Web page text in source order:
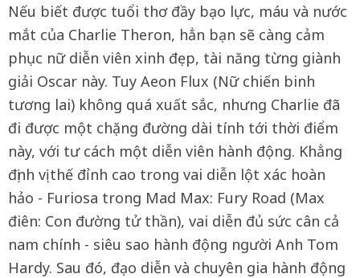
Nếu biết được tuổi thơ đầy bạo lực, máu và nước
mắt của Charlie Theron, hẳn bạn sẽ càng cảm
phục nữ diễn viên xinh đẹp, tài năng từng giành
giải Oscar này. Tuy Aeon Flux (Nữ chiến binh
tương lai) không quá xuất sắc, nhưng Charlie đã
đi được một chặng đường dài tính tới thời điểm
này, với tư cách một diễn viên hành động. Khẳng
định vị thế đỉnh cao trong vai diễn lột xác hoàn
hảo - Furiosa trong Mad Max: Fury Road (Max
điên: Con đường tử thần), vai diễn đủ sức cân cả
nam chính - siêu sao hành động người Anh Tom
Hardy. Sau đó, đạo diễn và chuyên gia hành động